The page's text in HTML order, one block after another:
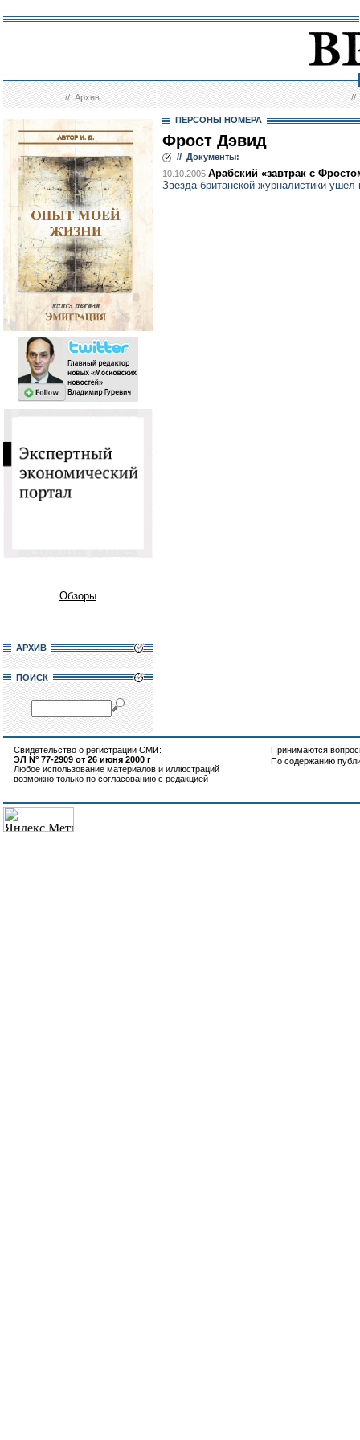
//Архив //
Обзоры
АРХИВ
ПОИСК
ПЕРСОНЫ НОМЕРА
Фрост Дэвид
// Документы:
10.10.2005 Арабский «завтрак с
Звезда британской журналистики
Свидетельство о регистрации СМИ:
ЭЛ N° 77-2909 от 26 июня 2000 г
Любое использование материалов и иллюстраций
возможно только по согласованию с редакцией
Принимаются
По содержанию